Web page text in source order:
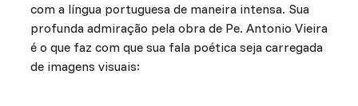
com a língua portuguesa de maneira intensa. Sua
profunda admiração pela obra de Pe. Antonio Vieira
é o que faz com que sua fala poética seja carregada
de imagens visuais: